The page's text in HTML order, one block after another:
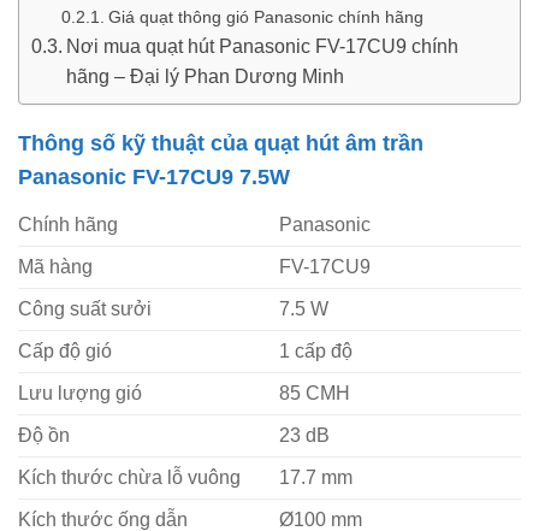
Giá quạt thông gió Panasonic chính hãng
Nơi mua quạt hút Panasonic FV-17CU9 chính
hãng – Đại lý Phan Dương Minh
Thông số kỹ thuật của quạt hút âm trần
Panasonic FV-17CU9 7.5W
Chính hãng Panasonic
Mã hàng FV-17CU9
Công suất sưởi 7.5 W
Cấp độ gió 1 cấp độ
Lưu lượng gió 85 CMH
Độ ồn 23 dB
Kích thước chừa lỗ vuông 17.7 mm
Kích thước ống dẫn Ø100 mm